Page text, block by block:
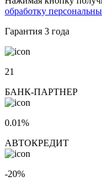
обработку
Гарантия 3 года
21
БАНК-ПАРТНЕР
0.01%
АВТОКРЕДИТ
-20%